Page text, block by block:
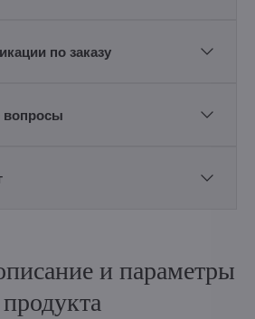
по заказу
вопросы
и параметры
продукта